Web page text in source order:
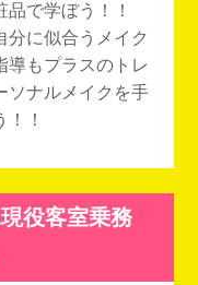
品で学ぼう！！
分に似合うメイク
導もプラスのトレ
ソナルメイクを手
！！
役客室乗務